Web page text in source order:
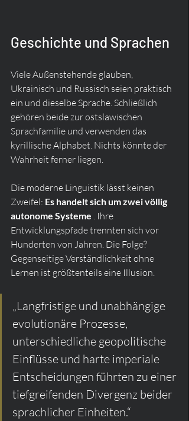
Geschichte und Sprachen
Viele Außenstehende glauben,
Ukrainisch und Russisch seien praktisch
ein und dieselbe Sprache. Schließlich
gehören beide zur ostslawischen
Sprachfamilie und verwenden das
kyrillische Alphabet. Nichts könnte der
Wahrheit ferner liegen.
Die moderne Linguistik lässt keinen
Zweifel: Es handelt sich um zwei völlig
autonome Systeme . Ihre
Entwicklungspfade trennten sich vor
Hunderten von Jahren. Die Folge?
Gegenseitige Verständlichkeit ohne
Lernen ist größtenteils eine Illusion.
„Langfristige und unabhängige
evolutionäre Prozesse,
unterschiedliche geopolitische
Einflüsse und harte imperiale
Entscheidungen führten zu einer
tiefgreifenden Divergenz beider
sprachlicher Einheiten.“